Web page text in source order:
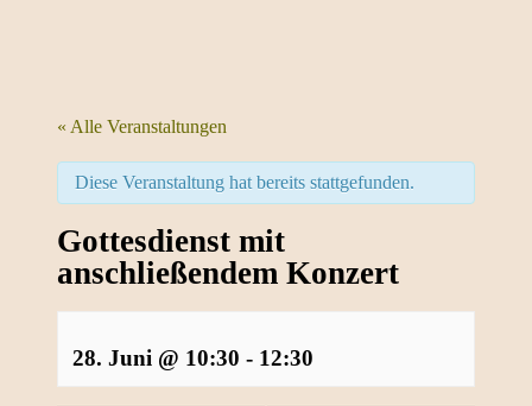
« Alle Veranstaltungen
Diese Veranstaltung hat bereits stattgefunden.
Gottesdienst mit
anschließendem Konzert
28. Juni @ 10:30 - 12:30